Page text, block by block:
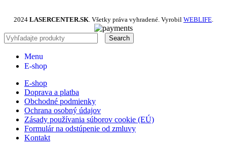
2024 LASERCENTER.SK. Všetky práva vyhradené. Vyrobil WEBLIFE.
Search
Menu
E-shop
E-shop
Doprava a platba
Obchodné podmienky
Ochrana osobný údajov
Zásady používania súborov cookie (EÚ)
Formulár na odstúpenie od zmluvy
Kontakt